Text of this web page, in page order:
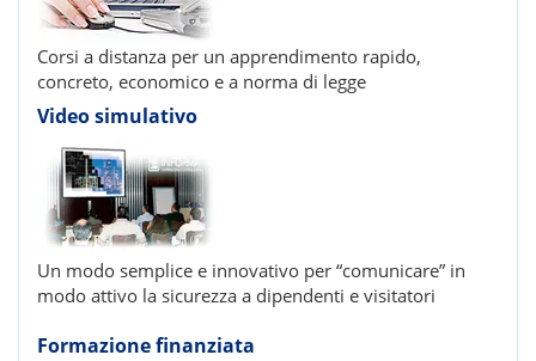
Corsi a distanza per un apprendimento rapido,
concreto, economico e a norma di legge
Video simulativo
Un modo semplice e innovativo per “comunicare” in
modo attivo la sicurezza a dipendenti e visitatori
Formazione finanziata